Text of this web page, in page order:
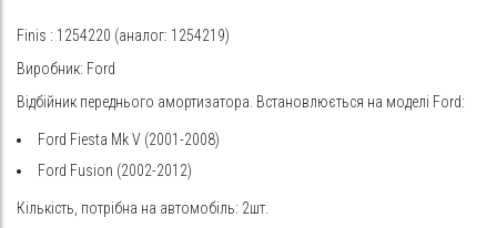
Finis : 1254220 (аналог: 1254219)
Виробник: Ford
Відбійник переднього амортизатора. Встановлюється на моделі Ford:
Ford Fiesta Mk V (2001-2008)
Ford Fusion (2002-2012)
Кількість, потрібна на автомобіль: 2шт.